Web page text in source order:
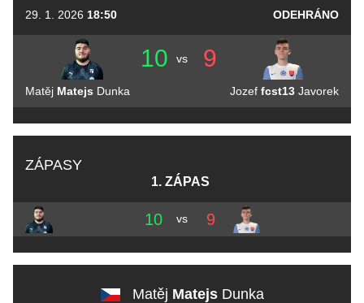
29. 1. 2026 18:50 ODEHRÁNO
10 vs 9
Matěj Matejs Dunka Jozef fcst13 Javorek
ZÁPASY
1. ZÁPAS
10 vs 9
Matěj MatejsDunka